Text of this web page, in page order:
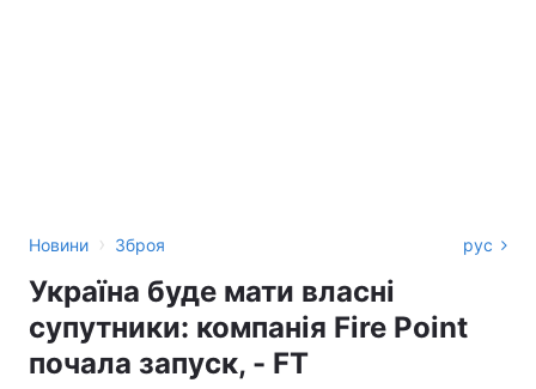
Новини › Зброя рус
Україна буде мати власні
супутники: компанія Fire Point
почала запуск, - FT